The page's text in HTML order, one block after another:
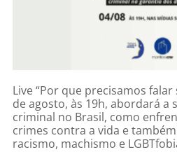
Live “Por que precisamos
de agosto, às 19h, abordará a
criminal no Brasil, como
crimes contra a vida e
racismo, machismo e